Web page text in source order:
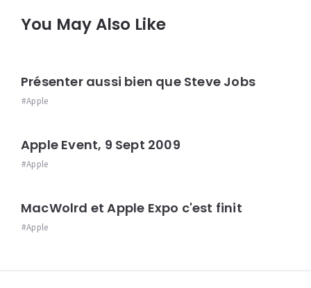
You May Also Like
Présenter aussi bien que Steve Jobs
Apple
Apple Event, 9 Sept 2009
Apple
MacWolrd et Apple Expo c'est finit
Apple